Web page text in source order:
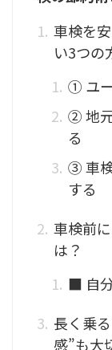
車検を
い3つの
① ユ
② 地
る
③ 車
する
車検前
は？
■ 自
長く乗
感”も大